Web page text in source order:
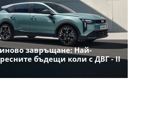
завръщане: Най-
бъдещи коли с ДВГ - II